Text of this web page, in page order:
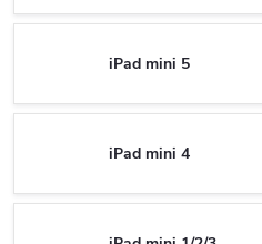
iPad mini 5
iPad mini 4